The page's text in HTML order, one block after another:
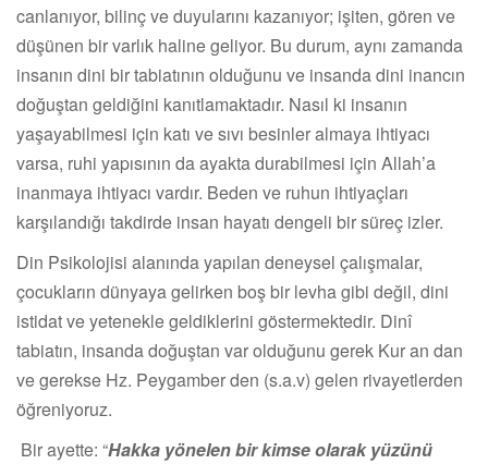
canlanıyor, bilinç ve duyularını kazanıyor; işiten, gören ve
düşünen bir varlık haline geliyor. Bu durum, aynı zamanda
insanın dini bir tabiatının olduğunu ve insanda dini inancın
doğuştan geldiğini kanıtlamaktadır. Nasıl ki insanın
yaşayabilmesi için katı ve sıvı besinler almaya ihtiyacı
varsa, ruhi yapısının da ayakta durabilmesi için Allah’a
inanmaya ihtiyacı vardır. Beden ve ruhun ihtiyaçları
karşılandığı takdirde insan hayatı dengeli bir süreç izler.
Din Psikolojisi alanında yapılan deneysel çalışmalar,
çocukların dünyaya gelirken boş bir levha gibi değil, dini
istidat ve yetenekle geldiklerini göstermektedir. Dinî
tabiatın, insanda doğuştan var olduğunu gerek Kur an dan
ve gerekse Hz. Peygamber den (s.a.v) gelen rivayetlerden
öğreniyoruz.
Bir ayette: “Hakka yönelen bir kimse olarak yüzünü